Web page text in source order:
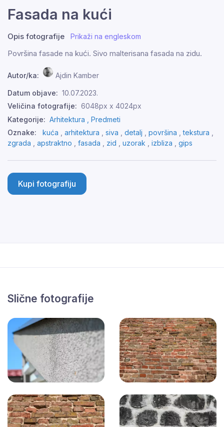
Fasada na kući
Opis fotografije Prikaži na engleskom
Površina fasade na kući. Sivo malterisana fasada na zidu.
Autor/ka: Ajdin Kamber
Datum objave: 10.07.2023.
Veličina fotografije: 6048px x 4024px
Kategorije: Arhitektura , Predmeti
Oznake:
kuća arhitektura siva detalj površina ,tekstura
zgrada
apstraktno fasada zid uzorak izbliza gips
Kupi fotografiju
Slične fotografije